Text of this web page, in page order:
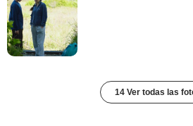
14 Ver todas las